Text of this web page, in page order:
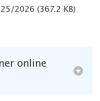
2026 (367.2 KB)
online